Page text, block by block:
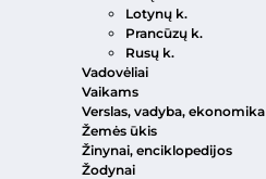
Lotynų k.
Prancūzų k.
Rusų k.
Vadovėliai
Vaikams
Verslas, vadyba, ekonomika
Žemės ūkis
Žinynai, enciklopedijos
Žodynai